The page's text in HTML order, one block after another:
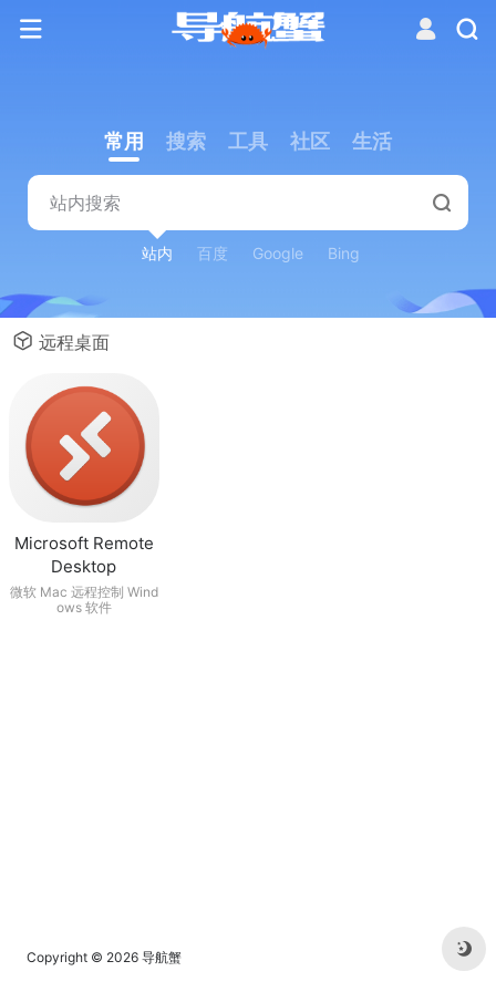
常用 搜索 工具 社区 生活
站内 百度 Google Bing
远程桌面
Microsoft Remote
Desktop
微软 Mac 远程控制 Wind
ows 软件
Copyright © 2026 导航蟹